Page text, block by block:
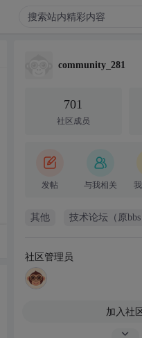
community_281
701
社区成员
发帖 与我相关
其他 技术论坛（原bbs
社区管理员
加入社